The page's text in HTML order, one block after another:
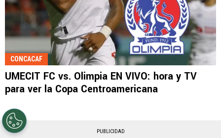
CONCACAF
UMECIT FC vs. Olimpia EN VIVO: hora y TV
para ver la Copa Centroamericana
PUBLICIDAD